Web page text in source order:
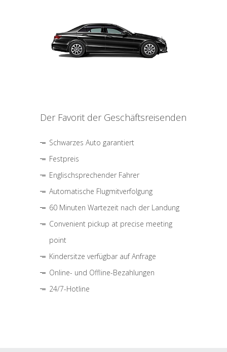
Der Favorit der Geschäftsreisenden
Schwarzes Auto garantiert
Festpreis
Englischsprechender Fahrer
Automatische Flugmitverfolgung
60 Minuten Wartezeit nach der Landung
Convenient pickup at precise meeting
point
Kindersitze verfügbar auf Anfrage
Online- und Offline-Bezahlungen
24/7-Hotline